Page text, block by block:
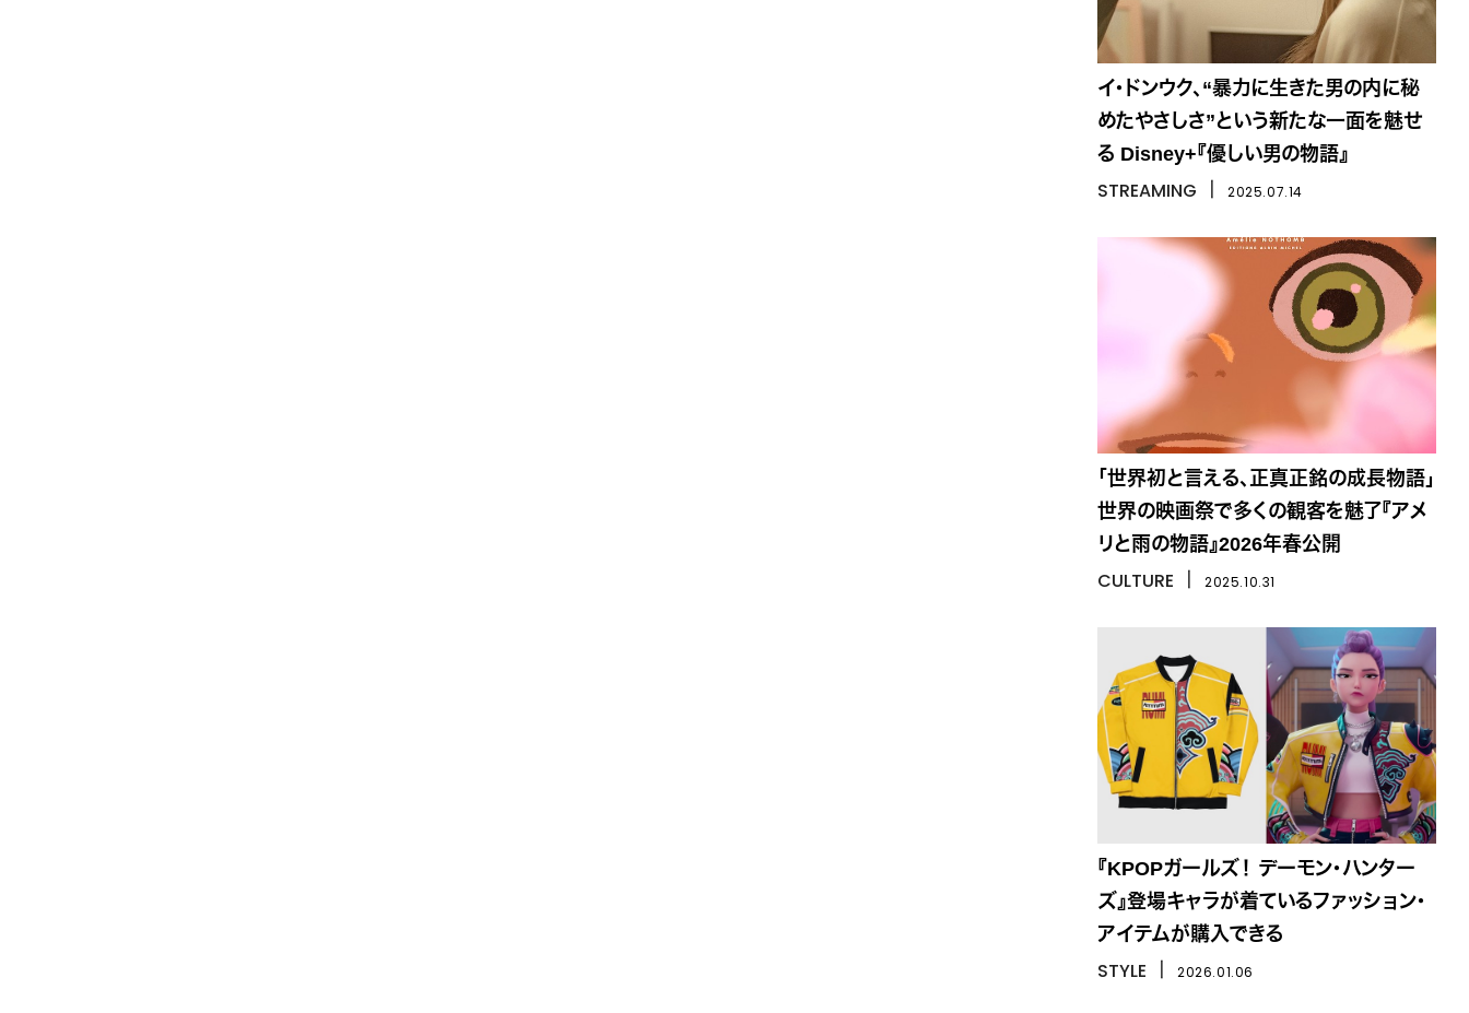
イ・ドンウク、“暴力に生きた男の内に秘
めたやさしさ”という新たな一面を魅せ
る Disney+『優しい男の物語』
STREAMING 2025.07.14
「世界初と言える、正真正銘の成長物語」
世界の映画祭で多くの観客を魅了『アメ
リと雨の物語』2026年春公開
CULTURE 2025.10.31
『KPOPガールズ！ デーモン・ハンター
ズ』登場キャラが着ているファッション・
アイテムが購入できる
STYLE 2026.01.06